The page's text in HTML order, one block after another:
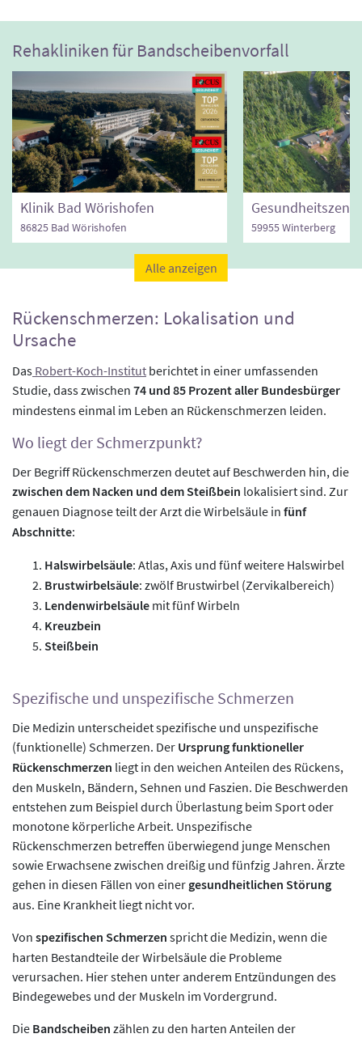
Rehakliniken für Bandscheibenvorfall
Klinik Bad Wörishofen
86825 Bad Wörishofen 59955 Winterberg
Alle anzeigen
Rückenschmerzen: Lokalisation und
Ursache
Das Robert-Koch-Institut berichtet in einer umfassenden
Studie, dass zwischen 74 und 85 Prozent aller Bundesbürger
mindestens einmal im Leben an Rückenschmerzen leiden.
Wo liegt der Schmerzpunkt?
Der Begriff Rückenschmerzen deutet auf Beschwerden hin, die
zwischen dem Nacken und dem Steißbein lokalisiert sind. Zur
genauen Diagnose teilt der Arzt die Wirbelsäule in fünf
Abschnitte:
Halswirbelsäule: Atlas, Axis und fünf weitere Halswirbel
Brustwirbelsäule: zwölf Brustwirbel (Zervikalbereich)
Lendenwirbelsäule mit fünf Wirbeln
Kreuzbein
Steißbein
Spezifische und unspezifische Schmerzen
Die Medizin unterscheidet spezifische und unspezifische
(funktionelle) Schmerzen. Der Ursprung funktioneller
Rückenschmerzen liegt in den weichen Anteilen des Rückens,
den Muskeln, Bändern, Sehnen und Faszien. Die Beschwerden
entstehen zum Beispiel durch Überlastung beim Sport oder
monotone körperliche Arbeit. Unspezifische
Rückenschmerzen betreffen überwiegend junge Menschen
sowie Erwachsene zwischen dreißig und fünfzig Jahren. Ärzte
gehen in diesen Fällen von einer gesundheitlichen Störung
aus. Eine Krankheit liegt nicht vor.
Von spezifischen Schmerzen spricht die Medizin, wenn die
harten Bestandteile der Wirbelsäule die Probleme
verursachen. Hier stehen unter anderem Entzündungen des
Bindegewebes und der Muskeln im Vordergrund.
Die Bandscheiben zählen zu den harten Anteilen der